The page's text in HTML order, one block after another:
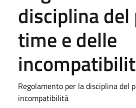
disciplina
time e delle
Regolamento per la disciplina del
incompatibilità